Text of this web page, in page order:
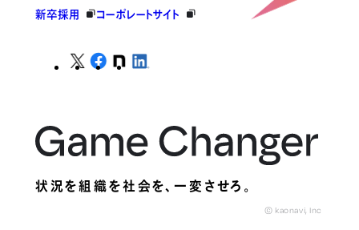
新卒採用 コーポレートサイト
状況を組織を社会を、一変させろ。
© kaonavi, Inc